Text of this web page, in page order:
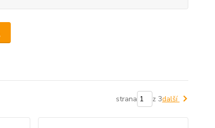
strana z 3další